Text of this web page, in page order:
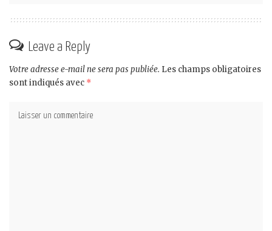
Leave a Reply
Votre adresse e-mail ne sera pas publiée. Les champs obligatoires
sont indiqués avec *